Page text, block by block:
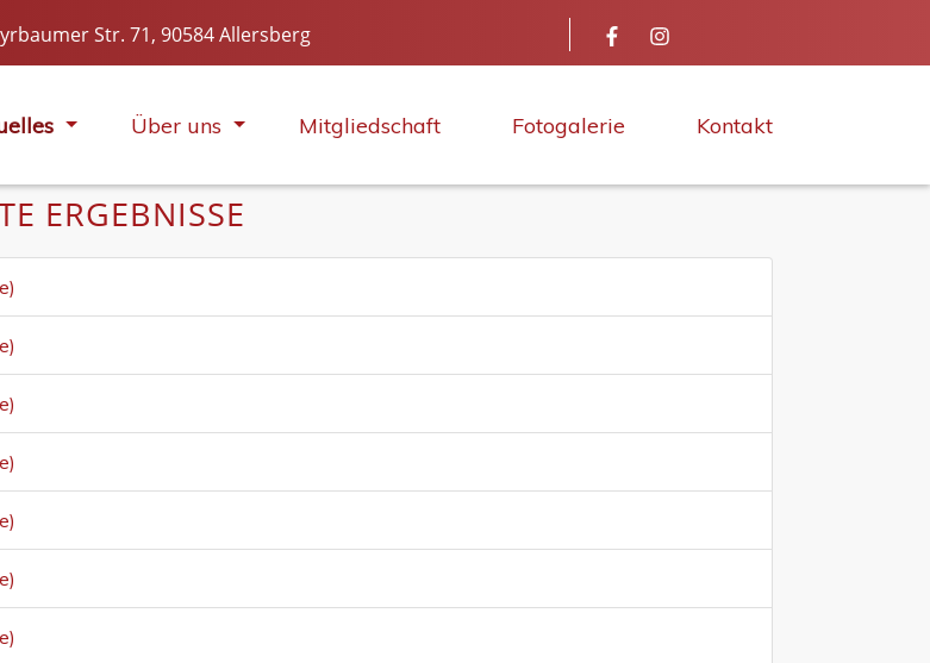
Str. 71, 90584 Allersberg
Über uns Mitgliedschaft Fotogalerie Kontakt
UND SIEG TCA!
ERGEBNISSE